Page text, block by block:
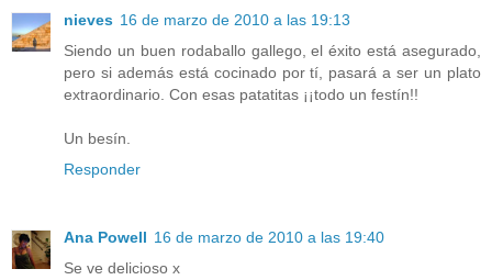
nieves 16 de marzo de 2010 a las 19:13
Siendo un buen rodaballo gallego, el éxito está asegurado,
pero si además está cocinado por tí, pasará a ser un plato
extraordinario. Con esas patatitas ¡¡todo un festín!!
Un besín.
Responder
Ana Powell 16 de marzo de 2010 a las 19:40
Se ve delicioso x